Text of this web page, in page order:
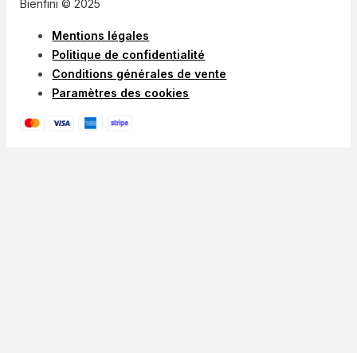
Bienfini © 2025
Mentions légales
Politique de confidentialité
Conditions générales de vente
Paramètres des cookies